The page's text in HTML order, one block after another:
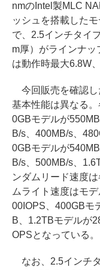
nmのIntel製MLC
ッシュを搭載した
で、2.5インチタイ
m厚）がラインナ
は動作時最大6.8W
今回販売を確認し
基本性能は異なる
0GBモデルが
B/s、400MB/s、
0GBモデルが
B/s、500MB/s、
ンダムリード速度
ムライト速度はモ
00IOPS、400GBモ
B、1.2TBモデルが
OPSとなっている。
なお、2.5インチ